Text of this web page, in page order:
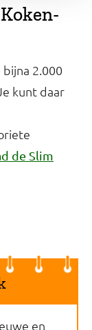
2.000
kunt daar
de Slim
en